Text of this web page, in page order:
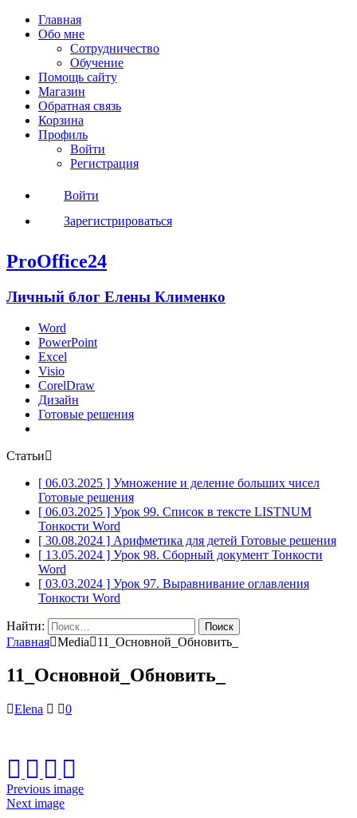
Главная
Обо мне
Сотрудничество
Обучение
Помощь сайту
Магазин
Обратная связь
Корзина
Профиль
Войти
Регистрация
Войти
Зарегистрироваться
ProOffice24
Личный блог Елены Клименко
Word
PowerPoint
Excel
Visio
CorelDraw
Дизайн
Готовые решения
Статьи
[ 06.03.2025 ] Умножение и деление больших чисел
Готовые решения
[ 06.03.2025 ] Урок 99. Список в тексте LISTNUM
Тонкости Word
[ 30.08.2024 ] Арифметика для детей Готовые решения
[ 13.05.2024 ] Урок 98. Сборный документ Тонкости
Word
[ 03.03.2024 ] Урок 97. Выравнивание оглавления
Тонкости Word
Найти:
Главная Media 11_Основной_Обновить_
11_Основной_Обновить_
Elena 0
Previous image
Next image